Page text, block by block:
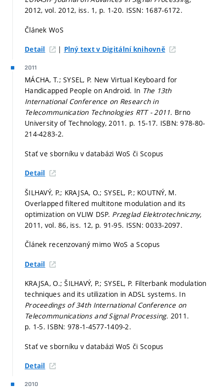
2012, vol. 2012, iss. 1, p. 1-20. ISSN: 1687-6172.
Článek WoS
Detail | Plný text v Digitální knihovně
2011
MÁCHA, T.; SYSEL, P. New Virtual Keyboard for
Handicapped People on Android. In The 13th
International Conference on Research in
Telecommunication Technologies RTT - 2011. Brno
University of Technology, 2011. p. 15-17. ISBN: 978-80-
214-4283-2.
Stať ve sborníku v databázi WoS či Scopus
Detail
ŠILHAVÝ, P.; KRAJSA, O.; SYSEL, P.; KOUTNÝ, M.
Overlapped filtered multitone modulation and its
optimization on VLIW DSP. Przeglad Elektrotechniczny,
2011, vol. 86, iss. 12, p. 91-95. ISSN: 0033-2097.
Článek recenzovaný mimo WoS a Scopus
Detail
KRAJSA, O.; ŠILHAVÝ, P.; SYSEL, P. Filterbank modulation
techniques and its utilization in ADSL systems. In
Proceedings of 34th International Conference on
Telecommunications and Signal Processing. 2011.
p. 1-5. ISBN: 978-1-4577-1409-2.
Stať ve sborníku v databázi WoS či Scopus
Detail
2010